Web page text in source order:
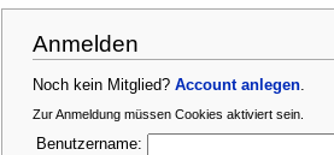
Anmelden
Noch kein Mitglied?Account anlegen
Zur Anmeldung müssen Cookies aktiviert sein.
Benutzername: